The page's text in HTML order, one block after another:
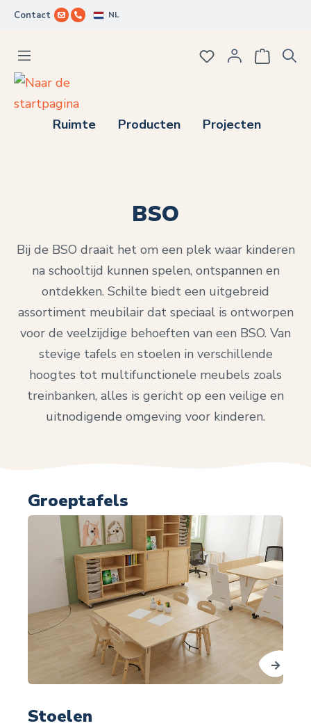
Ga naar de hoofdinhoud
Contact NL
Ruimte Producten Projecten
Je hebt 0 items
BSO
Bij de BSO draait het om een plek waar kinderen
na schooltijd kunnen spelen, ontspannen en
ontdekken. Schilte biedt een uitgebreid
assortiment meubilair dat speciaal is ontworpen
voor de veelzijdige behoeften van een BSO. Van
stevige tafels en stoelen in verschillende
hoogtes tot multifunctionele meubels zoals
treinbanken, alles is gericht op een veilige en
uitnodigende omgeving voor kinderen.
Groeptafels
Stoelen